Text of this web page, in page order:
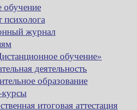
обучение
психолога
журнал
обучение»
деятельность
образование
итоговая аттестация